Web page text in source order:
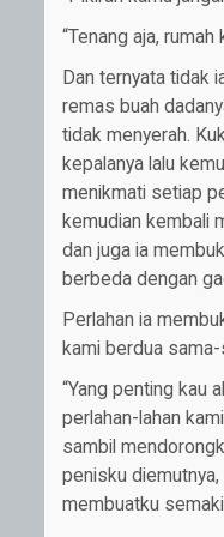
“Tenang aja,
Dan ternyata tidak
remas buah
tidak menyerah.
kepalanya lalu
menikmati setiap
kemudian kembali
dan juga ia
berbeda dengan
Perlahan ia
kami berdua sama-
“Yang penting kau
perlahan-lahan
sambil
penisku
membuatku